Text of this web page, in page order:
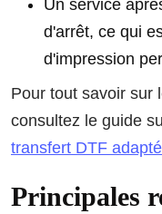
Un service
d'arrêt, ce qui
d'impression
Pour tout savoir sur
consultez le guide
transfert DTF
Principales